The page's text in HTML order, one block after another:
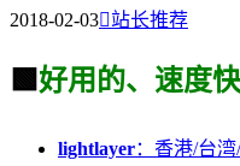
2018-02-03站长推荐
🟩 好用的、速度
lightlayer：香港/台